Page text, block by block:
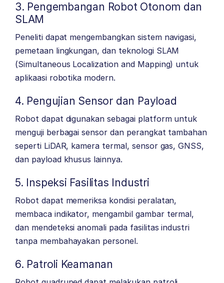
3. Pengembangan Robot Otonom dan
SLAM
Peneliti dapat mengembangkan sistem navigasi,
pemetaan lingkungan, dan teknologi SLAM
(Simultaneous Localization and Mapping) untuk
aplikaasi robotika modern.
4. Pengujian Sensor dan Payload
Robot dapat digunakan sebagai platform untuk
menguji berbagai sensor dan perangkat tambahan
seperti LiDAR, kamera termal, sensor gas, GNSS,
dan payload khusus lainnya.
5. Inspeksi Fasilitas Industri
Robot dapat memeriksa kondisi peralatan,
membaca indikator, mengambil gambar termal,
dan mendeteksi anomali pada fasilitas industri
tanpa membahayakan personel.
6. Patroli Keamanan